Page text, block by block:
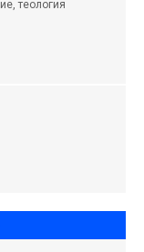
теология